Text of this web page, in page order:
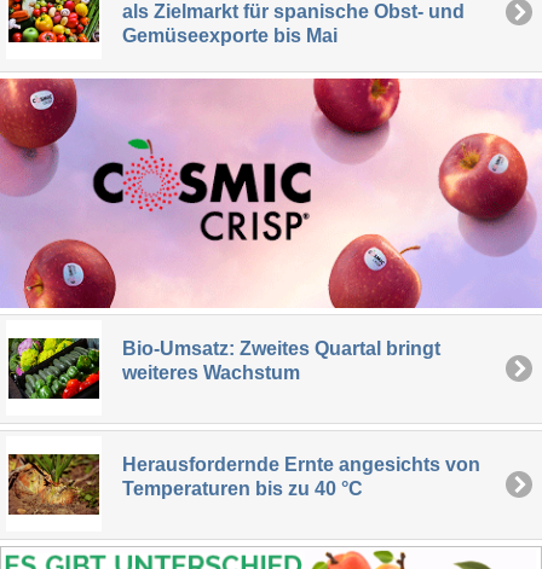
als Zielmarkt für spanische Obst- und
Gemüseexporte bis Mai
Bio-Umsatz: Zweites Quartal bringt
weiteres Wachstum
Herausfordernde Ernte angesichts von
Temperaturen bis zu 40 °C